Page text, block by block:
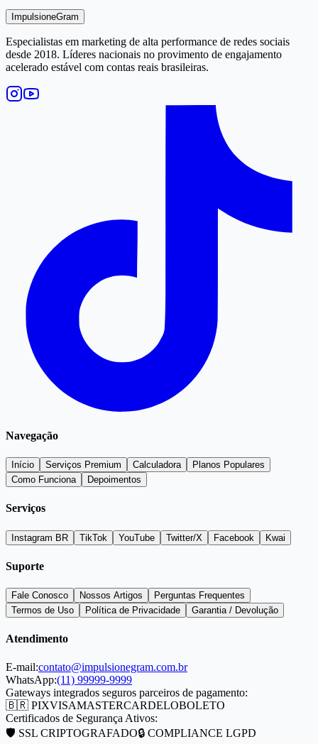
ImpulsioneGram
Especialistas em marketing de alta performance de redes sociais
desde 2018. Líderes nacionais no provimento de engajamento
acelerado estável com contas reais brasileiras.
Navegação
Início Serviços Premium Calculadora
Planos Populares
Como Funciona
Depoimentos
Serviços
Instagram BR TikTok YouTube Twitter/X Facebook Kwai
Suporte
Fale Conosco Nossos Artigos
Perguntas Frequentes
Termos de Uso
Política de Privacidade Garantia / Devolução
Atendimento
E-mail:contato@impulsionegram.com.br
WhatsApp:(11) 99999-9999
Gateways integrados seguros parceiros de pagamento:
🇧🇷 PIXVISAMASTERCARDELOBOLETO
Certificados de Segurança Ativos:
🛡️ SSL CRIPTOGRAFADO🔒 COMPLIANCE LGPD